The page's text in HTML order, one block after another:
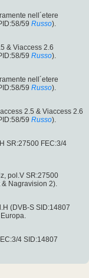
nell´etere
59 Russo).
& Viaccess 2.6
59 Russo).
nell´etere
59 Russo).
2.5 & Viaccess 2.6
59 Russo).
SR:27500 FEC:3/4
pol.V SR:27500
& Nagravision 2).
(DVB-S SID:14807
4 SID:14807